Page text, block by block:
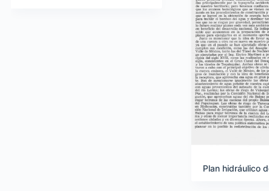
Plan hidráulico